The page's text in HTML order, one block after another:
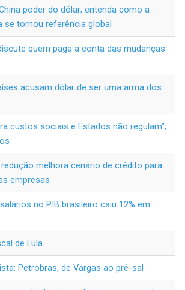
poder do dólar; entenda como a
se tornou referência global
quem paga a conta das mudanças
acusam dólar de ser uma arma dos
custos sociais e Estados não regulam”,
melhora cenário de crédito para
empresas
no PIB brasileiro caiu 12% em
de Lula
Petrobras, de Vargas ao pré-sal